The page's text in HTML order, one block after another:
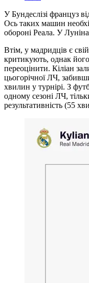
У Бундеслізі француз
Ось таких машин
обороні Реала. У
Втім, у мадридців є
критикують, однак
переоцінити. Кіліан
цьогорічної ЛЧ,
хвилин у турнірі. З
одному сезоні ЛЧ,
результативність (55